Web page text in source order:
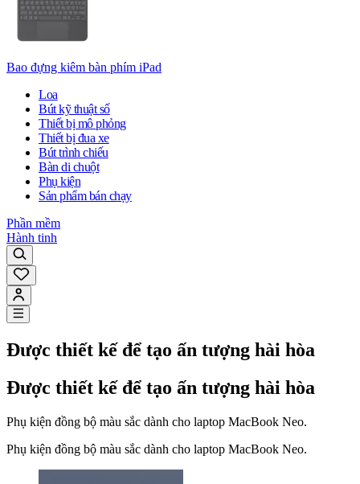
Bao đựng kiêm bàn phím iPad
Loa
Bút kỹ thuật số
Thiết bị mô phỏng
Thiết bị đua xe
Bút trình chiếu
Bàn di chuột
Phụ kiện
Sản phẩm bán chạy
Phần mềm
Hành tinh
Được thiết kế để tạo ấn tượng hài hòa
Được thiết kế để tạo ấn tượng hài hòa
Phụ kiện đồng bộ màu sắc dành cho laptop MacBook Neo.
Phụ kiện đồng bộ màu sắc dành cho laptop MacBook Neo.